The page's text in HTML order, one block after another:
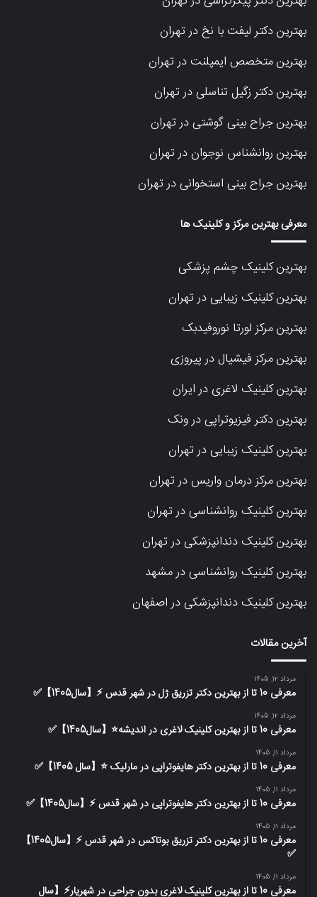
بهترین دکتر لیفت با نخ در تهران
بهترین متخصص ایمپلنت در تهران
بهترین دکتر زگیل تناسلی در تهران
بهترین جراح بینی گوشتی در تهران
بهترین روانشناس نوجوان در تهران
بهترین جراح بینی استخوانی در تهران
معرفی بهترین مرکز و کلینیک ها
بهترین کلینیک چشم پزشکی
بهترین کلینیک زیبایی در تهران
بهترین مرکز لورتا نوروفیدبک
بهترین مرکز فیشیال در پیروزی
بهترین کلینیک لاغری در ایران
بهترین دکتر فیزیوتراپی در ونک
بهترین کلینیک زیبایی در تهران
بهترین مرکز درمان واریس در تهران
بهترین کلینیک روانشناسی در تهران
بهترین کلینیک دندانپزشکی در تهران
بهترین کلینیک روانشناسی در مشهد
بهترین کلینیک دندانپزشکی در اصفهان
آخرین مقالات
مرداد 12, 1405
معرفی 10 تا از بهترین دکتر تزریق ژل در شهر قدس ⚡️【سال1405】✅
مرداد 12, 1405
معرفی 10 تا از بهترین کلینیک لاغری در اندیشه⭐【سال1405】✅
مرداد 11, 1405
معرفی 10 تا از بهترین دکتر هایفوتراپی در مارلیک ⭐【سال 1405】✅
مرداد 11, 1405
معرفی 10 تا از بهترین دکتر هایفوتراپی در شهر قدس ⚡️【سال1405】✅
مرداد 11, 1405
معرفی 10 تا از بهترین دکتر تزریق بوتاکس در شهر قدس ⚡️【سال1405】
✅
مرداد 11, 1405
معرفی 10 تا از بهترین کلینیک لاغری بدون جراحی در شهریار⚡【سال